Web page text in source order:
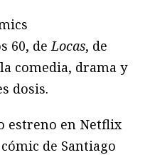
60, de Locas, de
comedia, drama y
dosis.
estreno en Netflix
de Santiago